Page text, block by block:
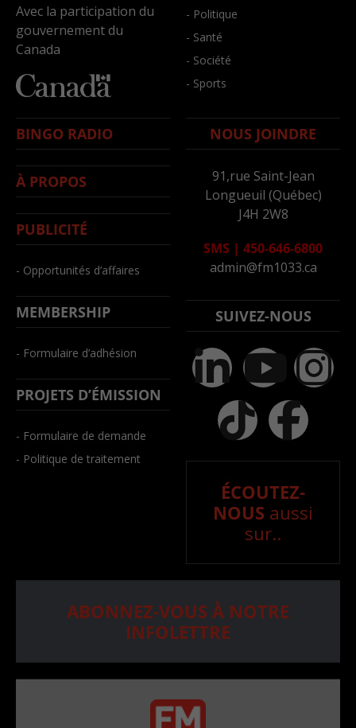
Avec la participation du
gouvernement du
Canada
- Politique
- Santé
- Société
- Sports
BINGO RADIO
À PROPOS
PUBLICITÉ
- Opportunités d’affaires
MEMBERSHIP
- Formulaire d’adhésion
PROJETS D’ÉMISSION
- Formulaire de demande
- Politique de traitement
NOUS JOINDRE
91,rue Saint-Jean
Longueuil (Québec)
J4H 2W8
SMS | 450-646-6800
admin@fm1033.ca
SUIVEZ-NOUS
ÉCOUTEZ-
NOUS aussi
sur..
ABONNEZ-VOUS À NOTRE
INFOLETTRE